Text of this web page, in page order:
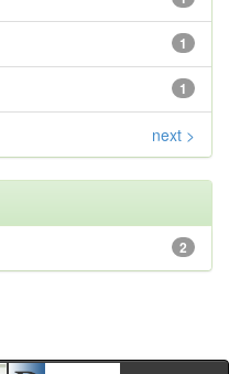
1
1
next >
2